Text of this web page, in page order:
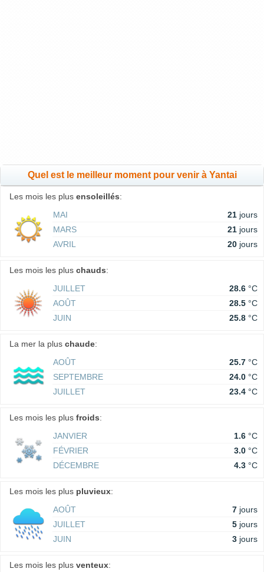
Quel est le meilleur moment pour venir à Yantai
Les mois les plus ensoleillés:
MAI
21 jours
MARS
21 jours
AVRIL
20 jours
Les mois les plus chauds:
JUILLET
28.6 °C
AOÛT
28.5 °C
JUIN
25.8 °C
La mer la plus chaude:
AOÛT
25.7 °C
SEPTEMBRE
24.0 °C
JUILLET
23.4 °C
Les mois les plus froids:
JANVIER
1.6 °C
FÉVRIER
3.0 °C
DÉCEMBRE
4.3 °C
Les mois les plus pluvieux:
AOÛT
7 jours
JUILLET
5 jours
JUIN
3 jours
Les mois les plus venteux: